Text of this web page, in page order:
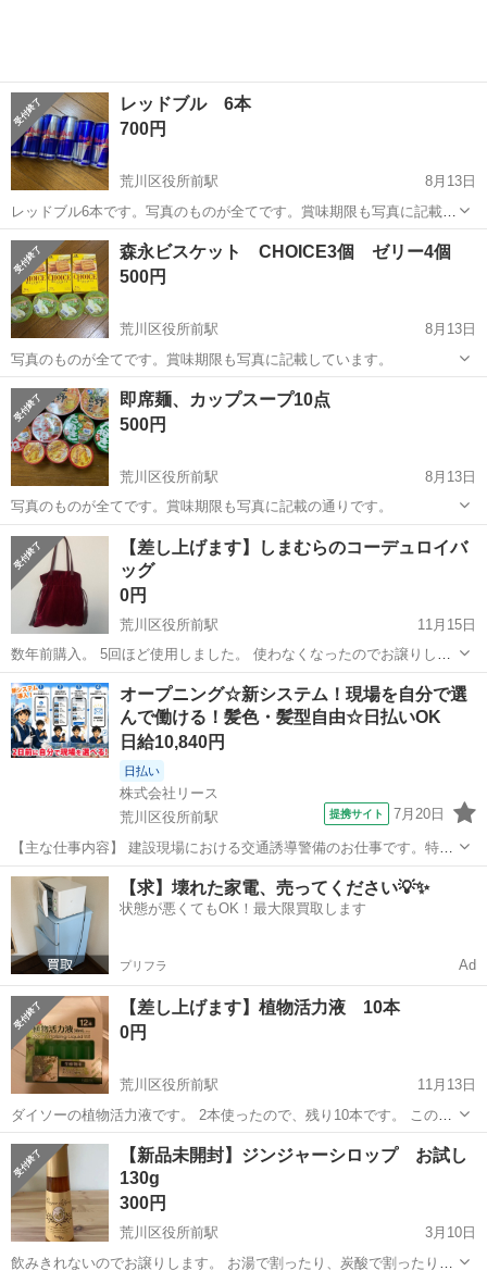
レッドブル 6本
700円
荒川区役所前駅
8月13日
レッドブル6本です。写真のものが全てです。賞味期限も写真に記載し
ています。
東京 荒川区 荒川区役所前駅 レッドブル
森永ビスケット CHOICE3個 ゼリー4個
500円
荒川区役所前駅
8月13日
写真のものが全てです。賞味期限も写真に記載しています。
東京 荒川区 荒川区役所前駅 食品
即席麺、カップスープ10点
500円
荒川区役所前駅
8月13日
写真のものが全てです。賞味期限も写真に記載の通りです。
東京 荒川区 荒川区役所前駅 食品
【差し上げます】しまむらのコーデュロイバ
ッグ
0円
荒川区役所前駅
11月15日
数年前購入。 5回ほど使用しました。 使わなくなったのでお譲りしま
す。 汚れ、スレなどはありません。 初めましてのかた、プロフィール
一読お願いします☺︎
東京 荒川区 荒川区役所前駅 しまむら
オープニング☆新システム！現場を自分で選
んで働ける！髪色・髪型自由☆日払いOK
日給10,840円
日払い
株式会社リース
荒川区役所前駅
提携サイト 7月20日
【主な仕事内容】 建設現場における交通誘導警備のお仕事です。特別
な経験や資格は一切不要！ 最初は簡単なことから無理なく、ゆっくり
と覚えていけます。主な業務は、車の誘導や歩行者の誘導です。 ◎具
体的な業務内容 ■車の誘導：現...
東京 荒川区 荒川区役所前駅 警備員
【求】壊れた家電、売ってください💡✨
状態が悪くてもOK！最大限買取します
プリフラ Ad
【差し上げます】植物活力液 10本
0円
荒川区役所前駅
11月13日
ダイソーの植物活力液です。 2本使ったので、残り10本です。 この
夏、朝顔がしっかり育ちました！ 使ってくださる方に是非。 初めまし
ての方は、プロフィール一読お願いします☺︎
東京 荒川区 荒川区役所前駅
【新品未開封】ジンジャーシロップ お試し
130g
300円
荒川区役所前駅
3月10日
飲みきれないのでお譲りします。 お湯で割ったり、炭酸で割ったり